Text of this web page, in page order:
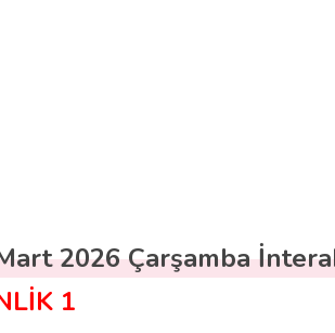
2026 Çarşamba
1